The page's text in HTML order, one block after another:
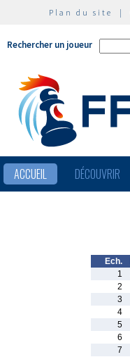
Plan du site |
Rechercher un joueur
ACCUEIL DÉCOUVRIR
Ech.
1
2
3
4
5
6
7